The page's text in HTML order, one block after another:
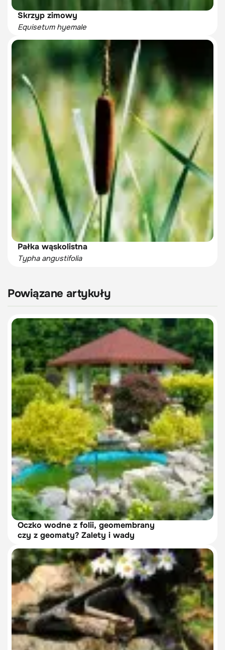
Skrzyp zimowy
Equisetum hyemale
Pałka wąskolistna
Typha angustifolia
Powiązane artykuły
Oczko wodne z folii, geomembrany
czy z geomaty? Zalety i wady